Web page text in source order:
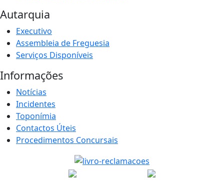
Autarquia
Executivo
Assembleia de Freguesia
Serviços Disponíveis
Informações
Notícias
Incidentes
Toponímia
Contactos Úteis
Procedimentos Concursais